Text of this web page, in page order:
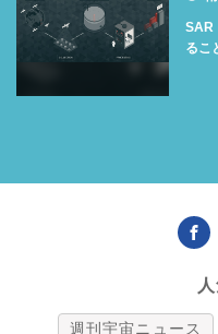
SAR
るこ
週刊宇宙ニュース